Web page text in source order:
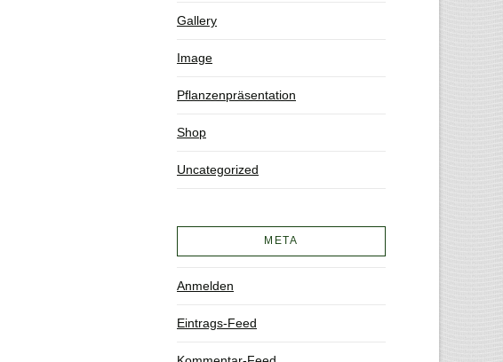
Gallery
Image
Pflanzenpräsentation
Shop
Uncategorized
META
Anmelden
Eintrags-Feed